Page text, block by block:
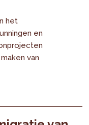
het
en
van